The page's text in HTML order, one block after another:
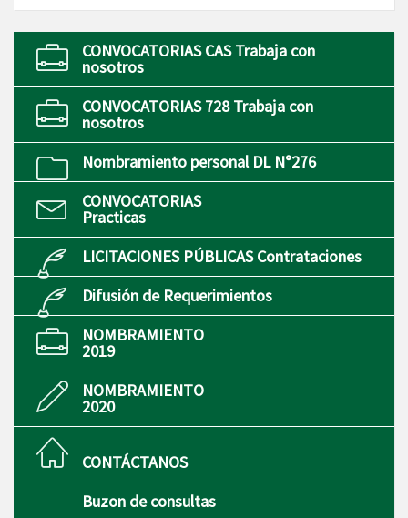
CONVOCATORIAS CAS Trabaja con
nosotros
CONVOCATORIAS 728 Trabaja con
nosotros
Nombramiento personal DL N°276
CONVOCATORIAS
Practicas
LICITACIONES PÚBLICAS Contrataciones
Difusión de Requerimientos
NOMBRAMIENTO
2019
NOMBRAMIENTO
2020
CONTÁCTANOS
Buzon de consultas